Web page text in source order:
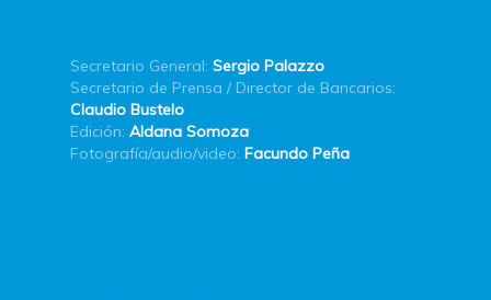
Secretario General: Sergio Palazzo
Secretario de Prensa / Director de Bancarios:
Claudio Bustelo
Edición: Aldana Somoza
Fotografía/audio/video: Facundo Peña